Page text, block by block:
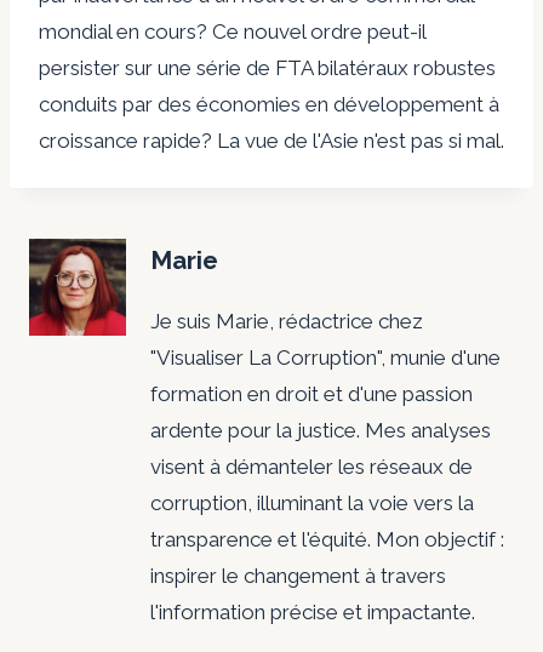
mondial en cours? Ce nouvel ordre peut-il
persister sur une série de FTA bilatéraux robustes
conduits par des économies en développement à
croissance rapide? La vue de l'Asie n'est pas si mal.
Marie
Je suis Marie, rédactrice chez
"Visualiser La Corruption", munie d'une
formation en droit et d'une passion
ardente pour la justice. Mes analyses
visent à démanteler les réseaux de
corruption, illuminant la voie vers la
transparence et l'équité. Mon objectif :
inspirer le changement à travers
l'information précise et impactante.